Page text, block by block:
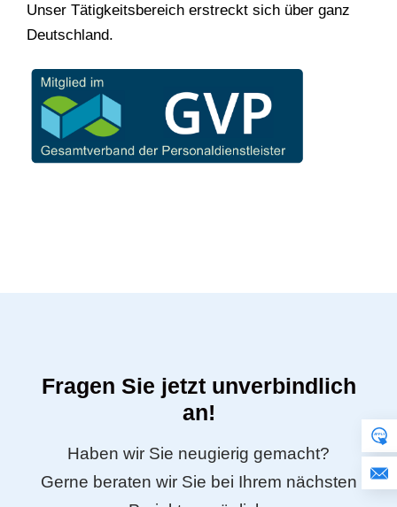
Unser Tätigkeitsbereich erstreckt sich über ganz
Deutschland.
Fragen Sie jetzt unverbindlich
an!
Haben wir Sie neugierig gemacht?
Gerne beraten wir Sie bei Ihrem nächsten